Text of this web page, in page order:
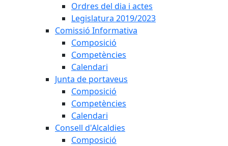
Ordres del dia i actes
Legislatura 2019/2023
Comissió Informativa
Composició
Competències
Calendari
Junta de portaveus
Composició
Competències
Calendari
Consell d'Alcaldies
Composició